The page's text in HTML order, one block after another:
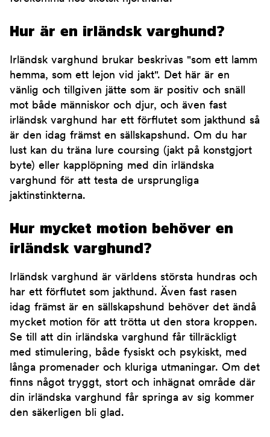
Hur är en irländsk varghund?
Irländsk varghund brukar beskrivas "som ett lamm
hemma, som ett lejon vid jakt". Det här är en
vänlig och tillgiven jätte som är positiv och snäll
mot både människor och djur, och även fast
irländsk varghund har ett förflutet som jakthund så
är den idag främst en sällskapshund. Om du har
lust kan du träna lure coursing (jakt på konstgjort
byte) eller kapplöpning med din irländska
varghund för att testa de ursprungliga
jaktinstinkterna.
Hur mycket motion behöver en
irländsk varghund?
Irländsk varghund är världens största hundras och
har ett förflutet som jakthund. Även fast rasen
idag främst är en sällskapshund behöver det ändå
mycket motion för att trötta ut den stora kroppen.
Se till att din irländska varghund får tillräckligt
med stimulering, både fysiskt och psykiskt, med
långa promenader och kluriga utmaningar. Om det
finns något tryggt, stort och inhägnat område där
din irländska varghund får springa av sig kommer
den säkerligen bli glad.